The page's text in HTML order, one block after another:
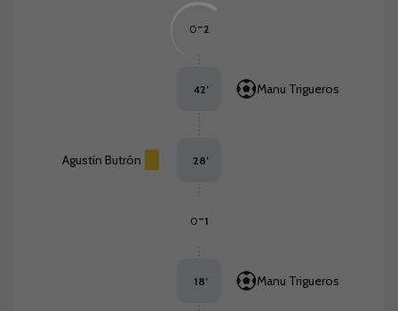
0-2
Manu Trigueros
42’
Agustín Butrón 28’
0-1
Manu Trigueros
18’